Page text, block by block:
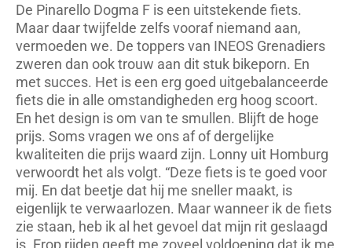
De Pinarello Dogma F is een uitstekende fiets.
Maar daar twijfelde zelfs vooraf niemand aan,
vermoeden we. De toppers van INEOS Grenadiers
zweren dan ook trouw aan dit stuk bikeporn. En
met succes. Het is een erg goed uitgebalanceerde
fiets die in alle omstandigheden erg hoog scoort.
En het design is om van te smullen. Blijft de hoge
prijs. Soms vragen we ons af of dergelijke
kwaliteiten die prijs waard zijn. Lonny uit Homburg
verwoordt het als volgt. “Deze fiets is te goed voor
mij. En dat beetje dat hij me sneller maakt, is
eigenlijk te verwaarlozen. Maar wanneer ik de fiets
zie staan, heb ik al het gevoel dat mijn rit geslaagd
is. Erop rijden geeft me zoveel voldoening dat ik me